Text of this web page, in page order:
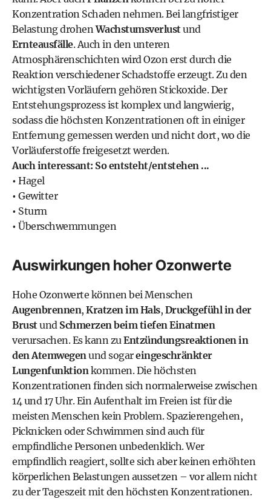
Konzentration Schaden nehmen. Bei langfristiger
Belastung drohenWachstumsverlustund
Ernteausfälle. Auch in den unteren
Atmosphärenschichten wird Ozon erst durch die
Reaktion verschiedener Schadstoffe erzeugt. Zu den
wichtigsten Vorläufern gehören Stickoxide. Der
Entstehungsprozess ist komplex und langwierig,
sodass die höchsten Konzentrationen oft in einiger
Entfernung gemessen werden und nicht dort, wo die
Vorläuferstoffe freigesetzt werden.
Auch interessant: So entsteht/entstehen ...
• Hagel
• Gewitter
• Sturm
• Überschwemmungen
Auswirkungen hoher Ozonwerte
Hohe Ozonwerte können bei Menschen
Augenbrennen, Kratzen im Hals, Druckgefühl in der
Brustund Schmerzen beim tiefen Einatmen
verursachen. Es kann zuEntzündungsreaktionen in
den Atemwegenund sogareingeschränkter
Lungenfunktionkommen. Die höchsten
Konzentrationen finden sich normalerweise zwischen
14 und 17 Uhr. Ein Aufenthalt im Freien ist für die
meisten Menschen kein Problem. Spazierengehen,
Picknicken oder Schwimmen sind auch für
empfindliche Personen unbedenklich. Wer
empfindlich reagiert, sollte sich aber keinen erhöhten
körperlichen Belastungen aussetzen – vor allem nicht
zu der Tageszeit mit den höchsten Konzentrationen.